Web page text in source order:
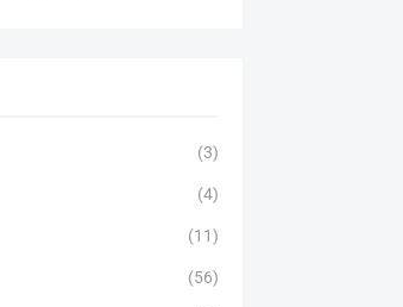
(3)
(4)
(11)
(56)